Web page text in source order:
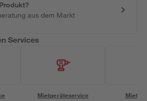
aus dem Markt
Services
Mietgeräteservice